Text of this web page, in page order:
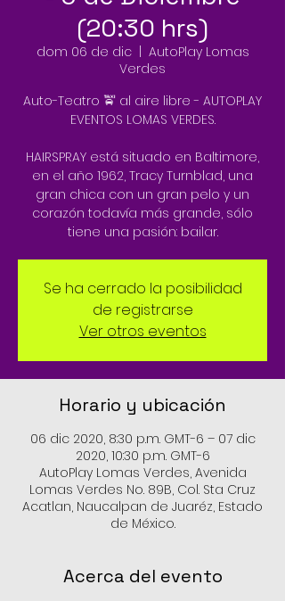
(20:30 hrs)
dom 06 de dic
  |
AutoPlay Lomas
Verdes
Auto-Teatro 🚖 al aire libre - AUTOPLAY
EVENTOS LOMAS VERDES.
HAIRSPRAY está situado en Baltimore,
en el año 1962, Tracy Turnblad, una
gran chica con un gran pelo y un
corazón todavía más grande, sólo
tiene una pasión: bailar.
Se ha cerrado la posibilidad
de registrarse
Ver otros eventos
Horario y ubicación
06 dic 2020, 8:30 p.m. GMT-6 – 07 dic
2020, 10:30 p.m. GMT-6
AutoPlay Lomas Verdes, Avenida
Lomas Verdes No. 89B, Col. Sta Cruz
Acatlan, Naucalpan de Juaréz, Estado
de México.
Acerca del evento